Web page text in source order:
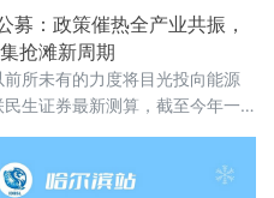
期货失守100美元/桶关键心理
油期货同步大幅跳水，盘中跌
以上。与此同时，黄金市场则
反的剧情：现货黄金在早盘刚刚
/盎司、创下近两个月新低之后，
募：政策催热全产业共振，
抢滩新周期
所未有的力度将目光投向能源
生证券最新测算，截至今年一
10.15%，较上季度增加了0.86个
外局势复杂多变的背景下，能